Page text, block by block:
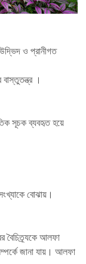
উদ্ভিদও প্রানীগত
বাস্তুতন্ত্র ।
সূচকব্যবহৃতহয়ে
বোঝায়।
বৈচিত্র্যকেআলফা
জানাযায় । আলফা